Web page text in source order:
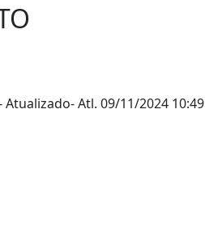
Atualizado- Atl. 09/11/2024 10:49